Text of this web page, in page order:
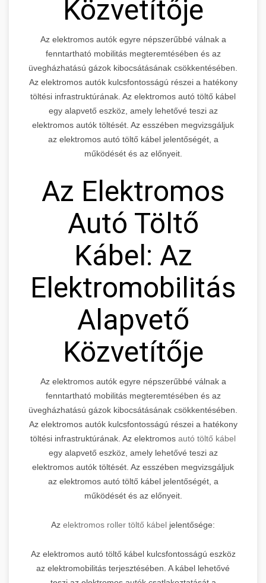
Közvetítője
Az elektromos autók egyre népszerűbbé válnak a
fenntartható mobilitás megteremtésében és az
üvegházhatású gázok kibocsátásának csökkentésében.
Az elektromos autók kulcsfontosságú részei a hatékony
töltési infrastruktúrának. Az elektromos autó töltő kábel
egy alapvető eszköz, amely lehetővé teszi az
elektromos autók töltését. Az esszében megvizsgáljuk
az elektromos autó töltő kábel jelentőségét, a
működését és az előnyeit.
Az Elektromos
Autó Töltő
Kábel: Az
Elektromobilitás
Alapvető
Közvetítője
Az elektromos autók egyre népszerűbbé válnak a
fenntartható mobilitás megteremtésében és az
üvegházhatású gázok kibocsátásának csökkentésében.
Az elektromos autók kulcsfontosságú részei a hatékony
töltési infrastruktúrának. Az elektromos autó töltő kábel
egy alapvető eszköz, amely lehetővé teszi az
elektromos autók töltését. Az esszében megvizsgáljuk
az elektromos autó töltő kábel jelentőségét, a
működését és az előnyeit.
Az elektromos roller töltő kábel jelentősége:
Az elektromos autó töltő kábel kulcsfontosságú eszköz
az elektromobilitás terjesztésében. A kábel lehetővé